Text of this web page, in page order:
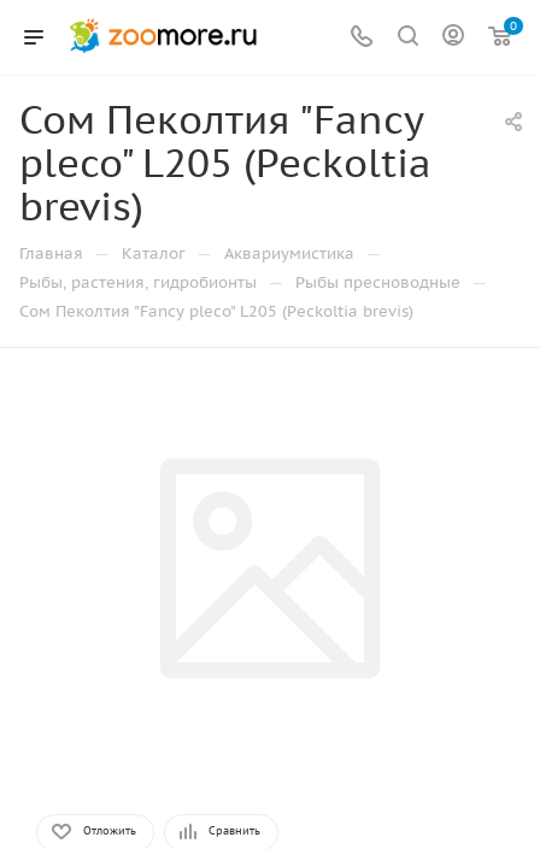
0
Сом Пеколтия "Fancy
pleco" L205 (Peckoltia
brevis)
Главная — Каталог — Аквариумистика —
Рыбы, растения, гидробионты — Рыбы пресноводные —
Сом Пеколтия "Fancy pleco" L205 (Peckoltia brevis)
Отложить Сравнить